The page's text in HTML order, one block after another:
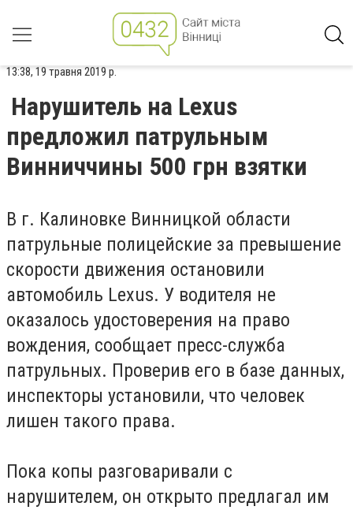
13:38, 19 травня 2019 р.
Нарушитель на Lexus
предложил патрульным
Винниччины 500 грн взятки
В г. Калиновке Винницкой области
патрульные полицейские за превышение
скорости движения остановили
автомобиль Lexus. У водителя не
оказалось удостоверения на право
вождения, сообщает пресс-служба
патрульных. Проверив его в базе данных,
инспекторы установили, что человек
лишен такого права.
Пока копы разговаривали с
нарушителем, он открыто предлагал им